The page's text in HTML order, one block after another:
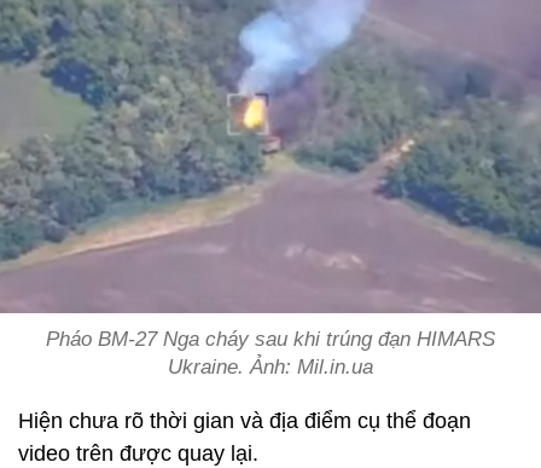
Pháo BM-27 Nga cháy sau khi trúng đạn HIMARS
Ukraine. Ảnh: Mil.in.ua
Hiện chưa rõ thời gian và địa điểm cụ thể đoạn
video trên được quay lại.